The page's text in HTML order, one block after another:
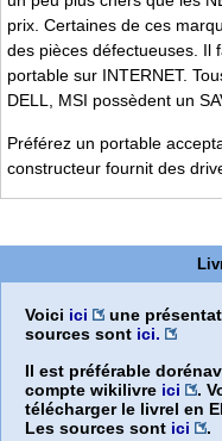
prix. Certaines de ces
des pièces défectueuses. Il
portable sur INTERNET.
DELL, MSI possèdent un
Préférez un portable
constructeur fournit des
Voici ici une
sources sont ici.
Il est préférable
compte wikilivre ici
.
télécharger le livrel en
Les sources sont ici
.